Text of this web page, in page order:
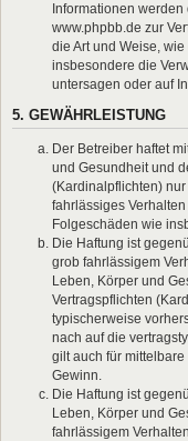
Informationen
www.phpbb.de zur
die Art und Weise,
insbesondere die
untersagen oder auf
5. GEWÄHRLEISTUNG
Der Betreiber haftet
und Gesundheit und
(Kardinalpflichten)
fahrlässiges
Folgeschäden wie
Die Haftung ist
grob fahrlässigem
Leben, Körper und
Vertragspflichten
typischerweise
nach auf die
gilt auch für
Gewinn.
Die Haftung ist
Leben, Körper und
fahrlässigem